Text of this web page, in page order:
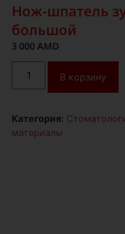
Нож-шпатель
большой
3 000 AMD
В корзину
Категория:
материалы